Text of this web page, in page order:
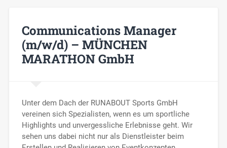
Communications Manager
(m/w/d) – MÜNCHEN
MARATHON GmbH
Unter dem Dach der RUNABOUT Sports GmbH
vereinen sich Spezialisten, wenn es um sportliche
Highlights und unvergessliche Erlebnisse geht. Wir
sehen uns dabei nicht nur als Dienstleister beim